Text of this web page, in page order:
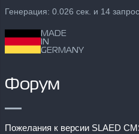
Генерация: 0.026 сек. и 14
MADE
IN
GERMANY
Форум
Пожелания к версии SLAED